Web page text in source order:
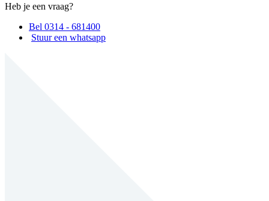
Heb je een vraag?
Bel 0314 - 681400
Stuur een whatsapp